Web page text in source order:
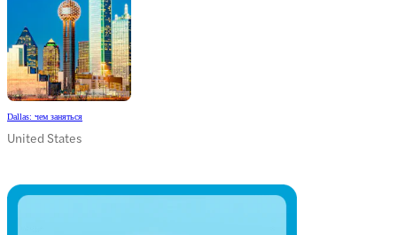
Dallas: чем заняться
United States